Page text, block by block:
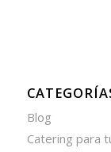
Blog
Catering para